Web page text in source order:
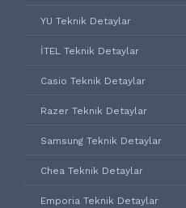
YU Teknik Detaylar
İTEL Teknik Detaylar
Casio Teknik Detaylar
Razer Teknik Detaylar
Samsung Teknik Detaylar
Chea Teknik Detaylar
Emporia Teknik Detaylar